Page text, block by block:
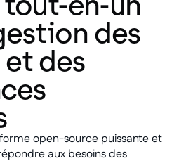
des
des
open-source puissante et
aux besoins des